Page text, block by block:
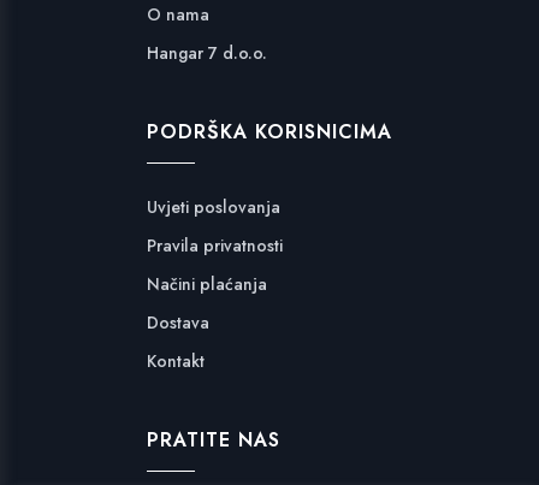
O nama
Hangar 7 d.o.o.
PODRŠKA KORISNICIMA
Uvjeti poslovanja
Pravila privatnosti
Načini plaćanja
Dostava
Kontakt
PRATITE NAS